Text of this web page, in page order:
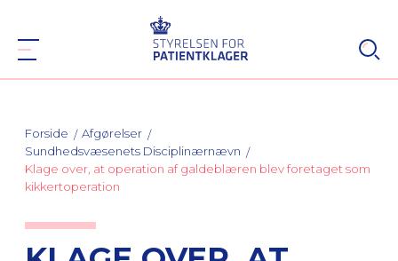
Forside
Afgørelser
Sundhedsvæsenets Disciplinærnævn
Klage over, at operation af galdeblæren blev foretaget som
kikkertoperation